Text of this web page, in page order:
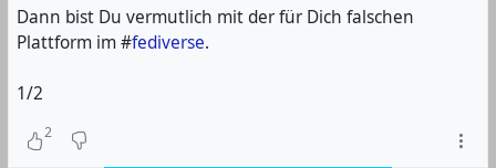
Dann bist Du vermutlich mit der für Dich falschen
Plattform im #fediverse.
1/2
2